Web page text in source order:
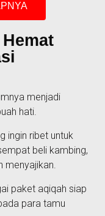
menjadi
hati.
ingin ribet untuk
beli kambing,
menyajikan.
paket aqiqah siap
para tamu